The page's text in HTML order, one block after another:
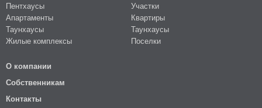
Пентхаусы
Апартаменты
Таунхаусы
Жилые комплексы
Участки
Квартиры
Таунхаусы
Поселки
О компании
Собственникам
Контакты